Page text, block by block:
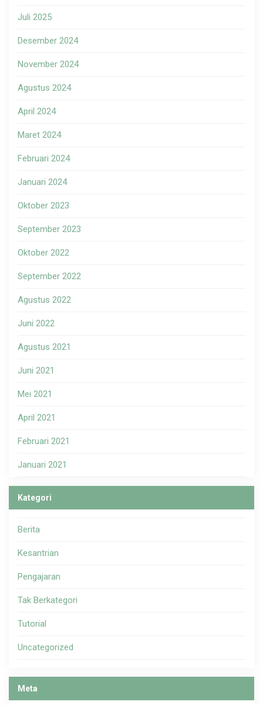
Juli 2025
Desember 2024
November 2024
Agustus 2024
April 2024
Maret 2024
Februari 2024
Januari 2024
Oktober 2023
September 2023
Oktober 2022
September 2022
Agustus 2022
Juni 2022
Agustus 2021
Juni 2021
Mei 2021
April 2021
Februari 2021
Januari 2021
Kategori
Berita
Kesantrian
Pengajaran
Tak Berkategori
Tutorial
Uncategorized
Meta